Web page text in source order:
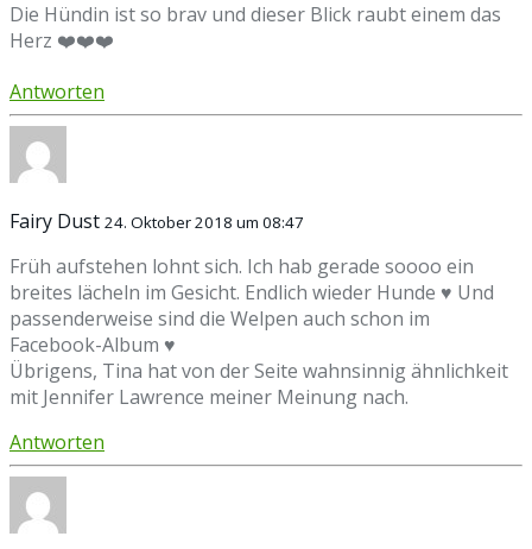
Die Hündin ist so brav und dieser Blick raubt einem das
Herz ❤️❤️❤️
Antworten
Fairy Dust 24. Oktober 2018 um 08:47
Früh aufstehen lohnt sich. Ich hab gerade soooo ein
breites lächeln im Gesicht. Endlich wieder Hunde ♥ Und
passenderweise sind die Welpen auch schon im
Facebook-Album ♥
Übrigens, Tina hat von der Seite wahnsinnig ähnlichkeit
mit Jennifer Lawrence meiner Meinung nach.
Antworten